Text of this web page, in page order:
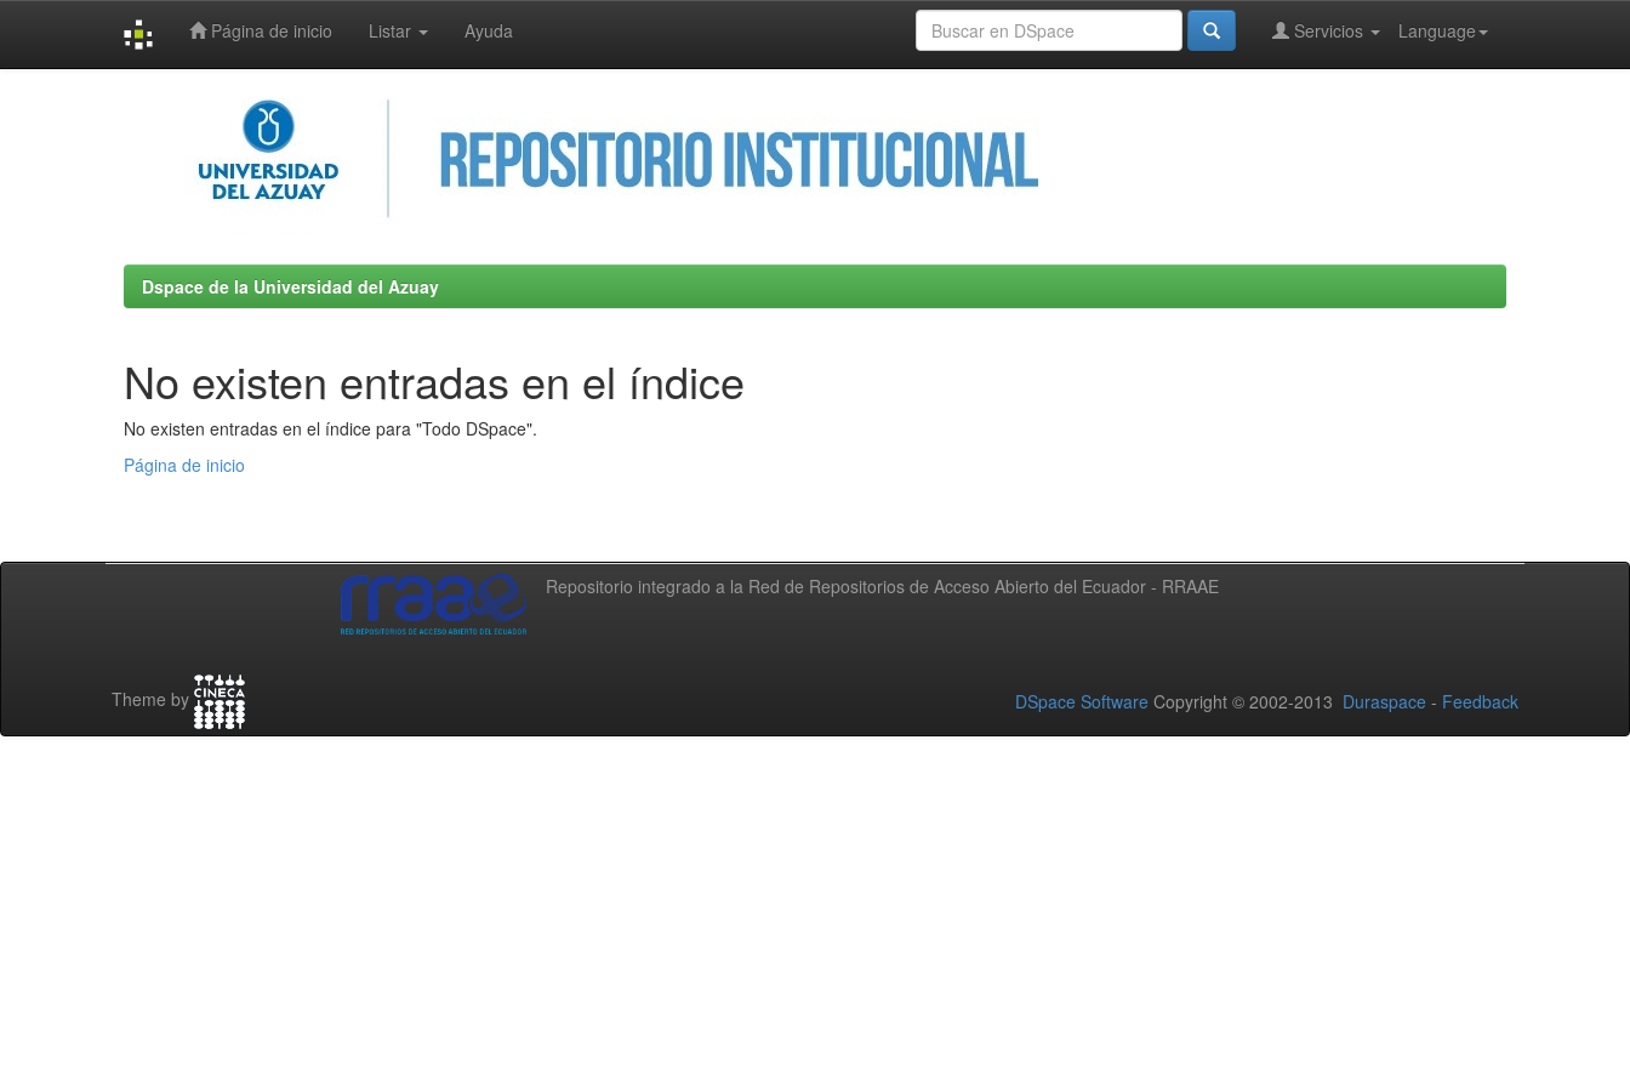
Página de inicio Listar Ayuda Language
Servicios
Dspace de la Universidad del Azuay
No existen entradas en el índice
No existen entradas en el índice para "Todo DSpace".
Página de inicio
Repositorio integrado a la Red de Repositorios de Acceso Abierto del Ecuador - RRAAE
Theme by DSpace Software Copyright © 2002-2013 Duraspace - Feedback